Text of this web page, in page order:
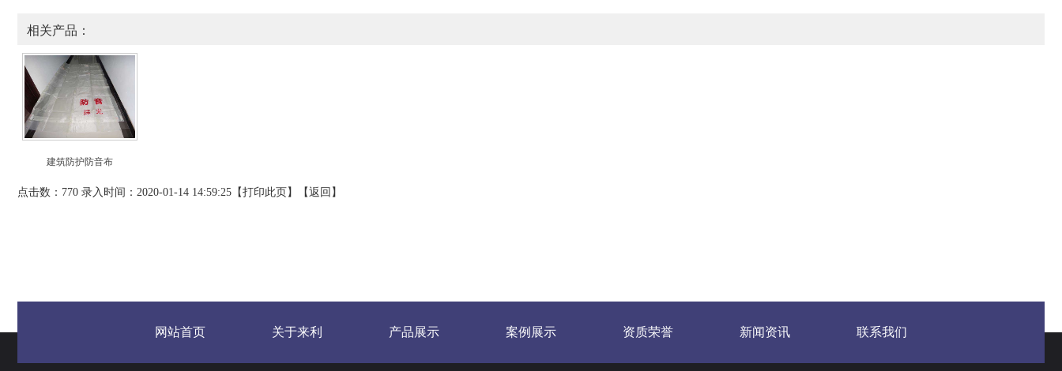
相关产品：
建筑防护防音布
点击数：770 录入时间：2020-01-14 14:59:25【打印此页 】【返回 】
网站首页 关于来利 产品展示 案例展示 资质荣誉 新闻资讯 联系我们